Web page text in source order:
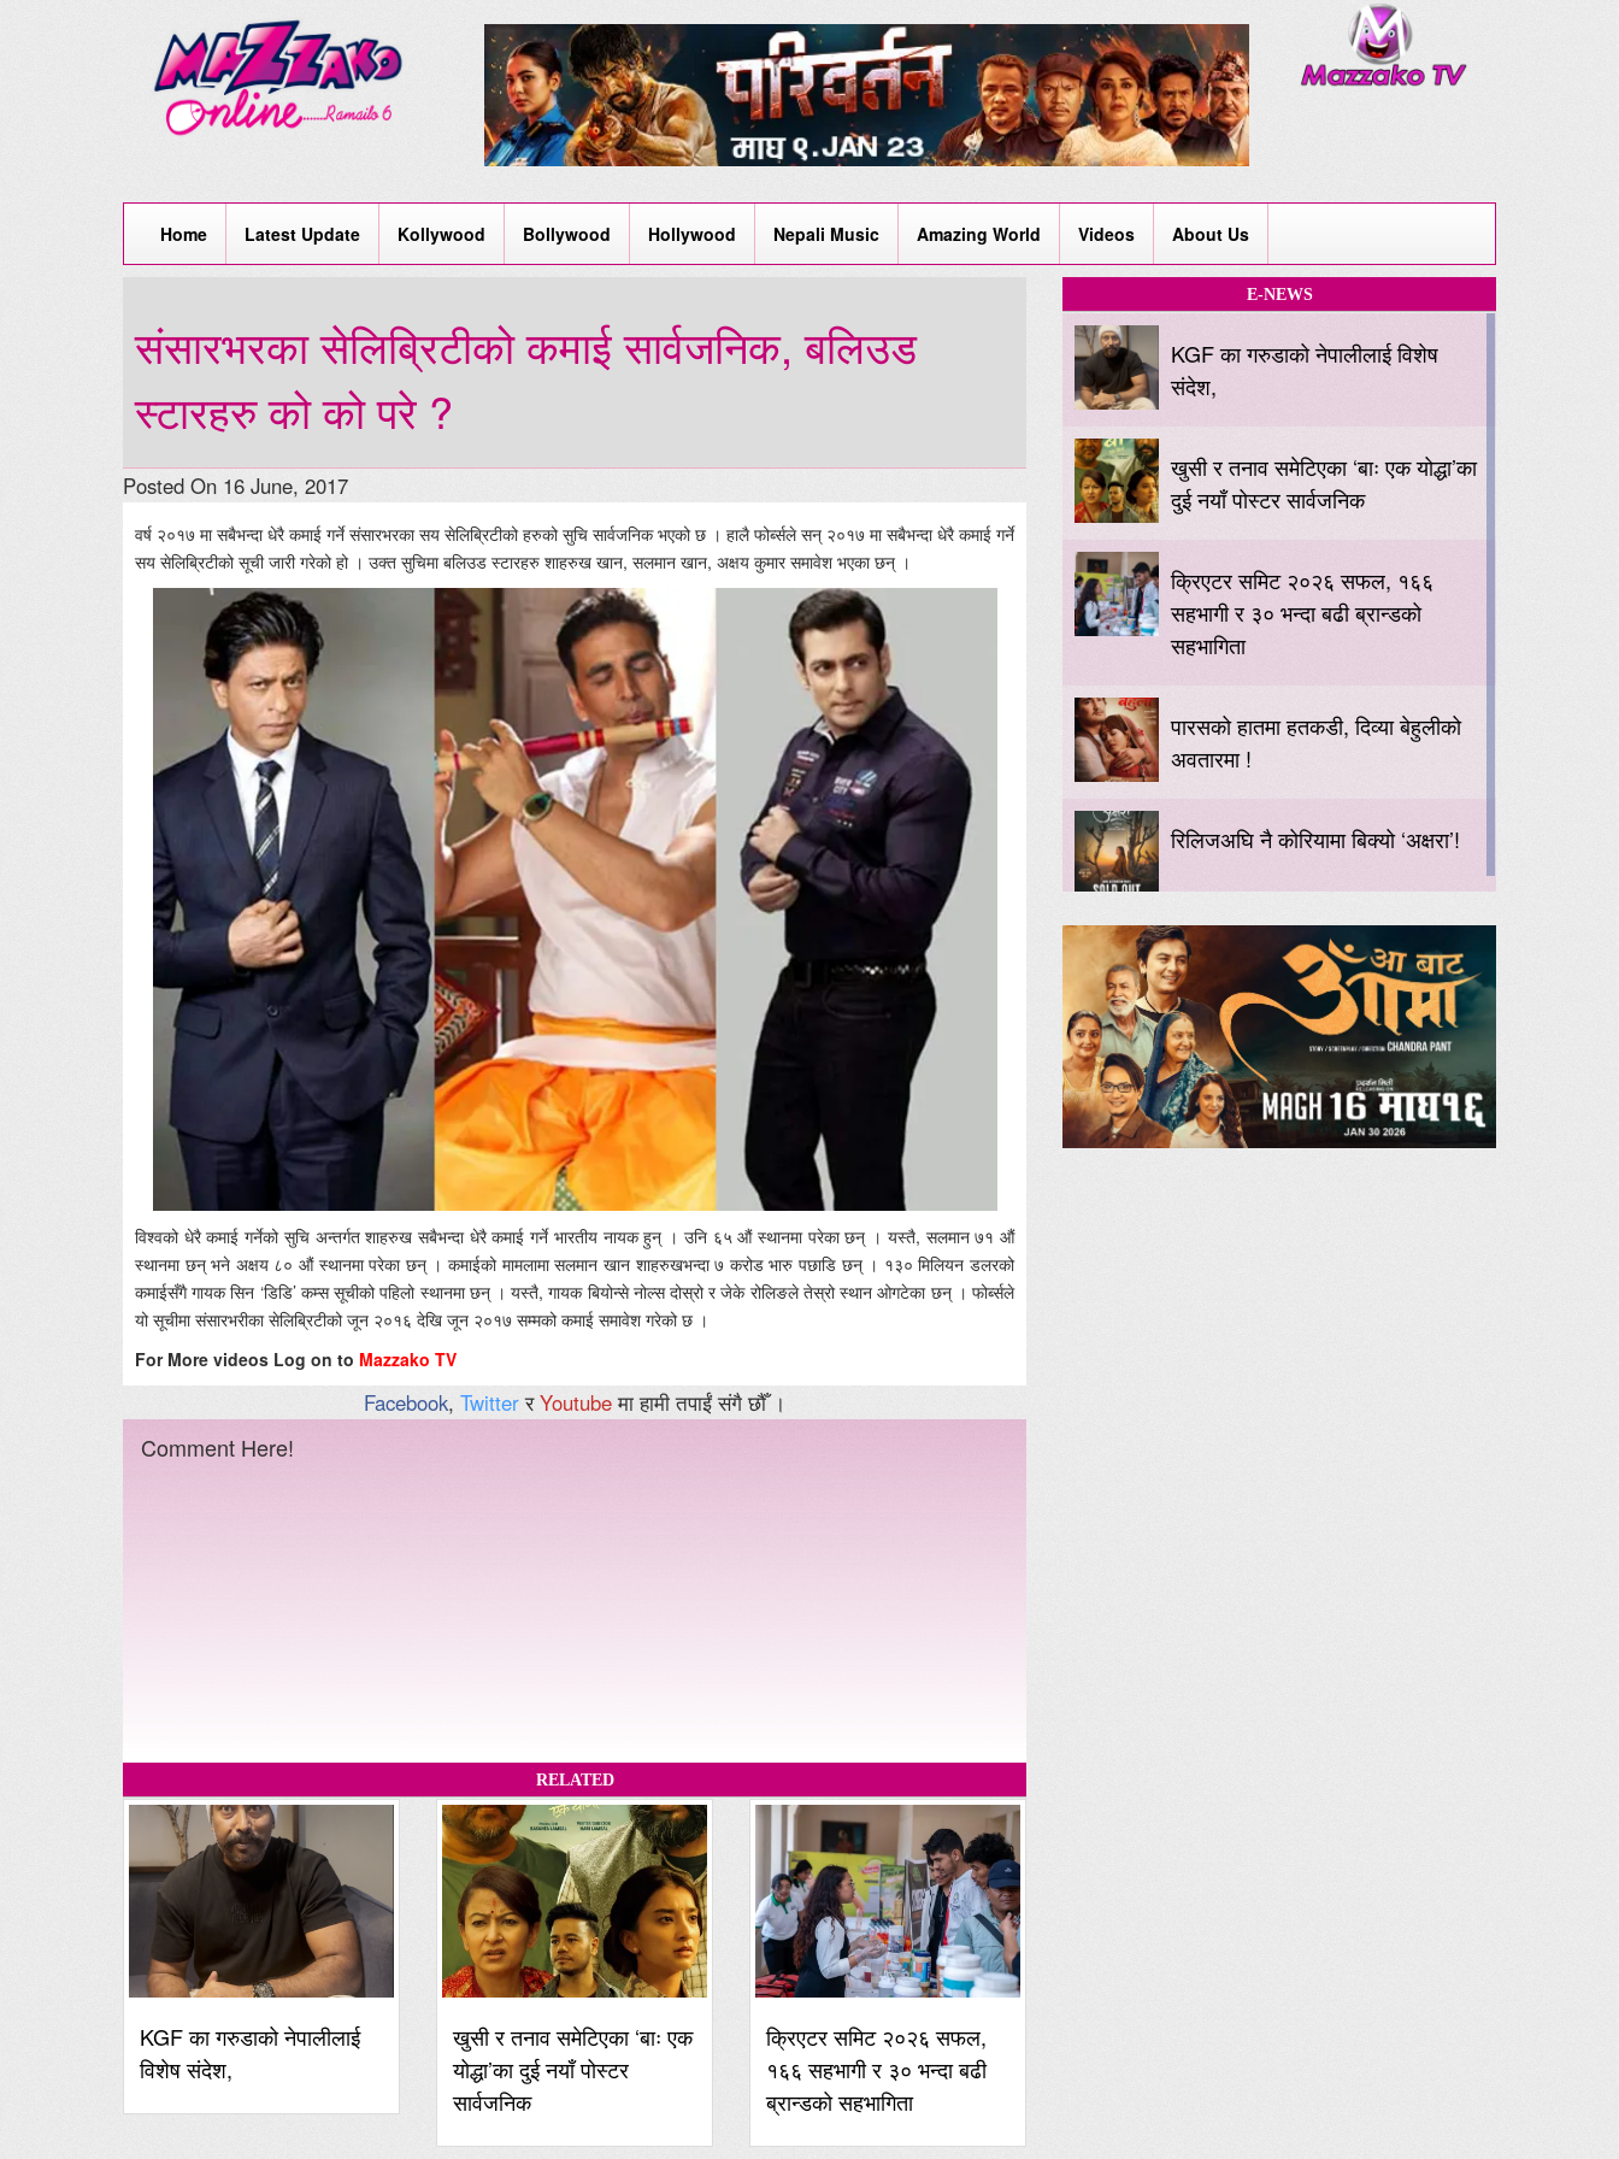
Home Latest Update Kollywood Bollywood Hollywood Nepali Music Amazing World Videos About Us
संसारभरका सेलिब्रिटीको कमाई सार्वजनिक, बलिउड
स्टारहरु को को परे ?
Posted On 16 June, 2017
वर्ष २०१७ मा सबैभन्दा धेरै कमाई गर्ने संसारभरका सय सेलिब्रिटीको हरुको सुचि सार्वजनिक भएको छ । हालै फोर्ब्सले सन् २०१७ मा सबैभन्दा धेरै कमाई गर्ने
सय सेलिब्रिटीको सूची जारी गरेको हो । उक्त सुचिमा बलिउड स्टारहरु शाहरुख खान, सलमान खान, अक्षय कुमार समावेश भएका छन् ।
विश्वको धेरै कमाई गर्नेको सुचि अन्तर्गत शाहरुख सबैभन्दा धेरै कमाई गर्ने भारतीय नायक हुन् । उनि ६५ औं स्थानमा परेका छन् । यस्तै, सलमान ७१ औं
स्थानमा छन् भने अक्षय ८० औं स्थानमा परेका छन् । कमाईको मामलामा सलमान खान शाहरुखभन्दा ७ करोड भारु पछाडि छन् । १३० मिलियन डलरको
कमाईसँगै गायक सिन ‘डिडि’ कम्स सूचीको पहिलो स्थानमा छन् । यस्तै, गायक बियोन्से नोल्स दोस्रो र जेके रोलिङले तेस्रो स्थान ओगटेका छन् । फोर्ब्सले
यो सूचीमा संसारभरीका सेलिब्रिटीको जून २०१६ देखि जून २०१७ सम्मको कमाई समावेश गरेको छ ।
For More videos Log on to Mazzako TV
Facebook, TwitterरYoutubeमा हामी तपाईं संगै छौँ ।
Comment Here!
RELATED
KGF का गरुडाको नेपालीलाई
विशेष संदेश,
खुसी र तनाव समेटिएका ‘बाः एक
योद्धा’का दुई नयाँ पोस्टर
सार्वजनिक
क्रिएटर समिट २०२६ सफल,
१६६ सहभागी र ३० भन्दा बढी
ब्रान्डको सहभागिता
E-NEWS
KGF का गरुडाको नेपालीलाई विशेष
संदेश,
खुसी र तनाव समेटिएका ‘बाः एक योद्धा’का
दुई नयाँ पोस्टर सार्वजनिक
क्रिएटर समिट २०२६ सफल, १६६
सहभागी र ३० भन्दा बढी ब्रान्डको
सहभागिता
पारसको हातमा हतकडी, दिव्या बेहुलीको
अवतारमा !
रिलिजअघि नै कोरियामा बिक्यो ‘अक्षरा’!